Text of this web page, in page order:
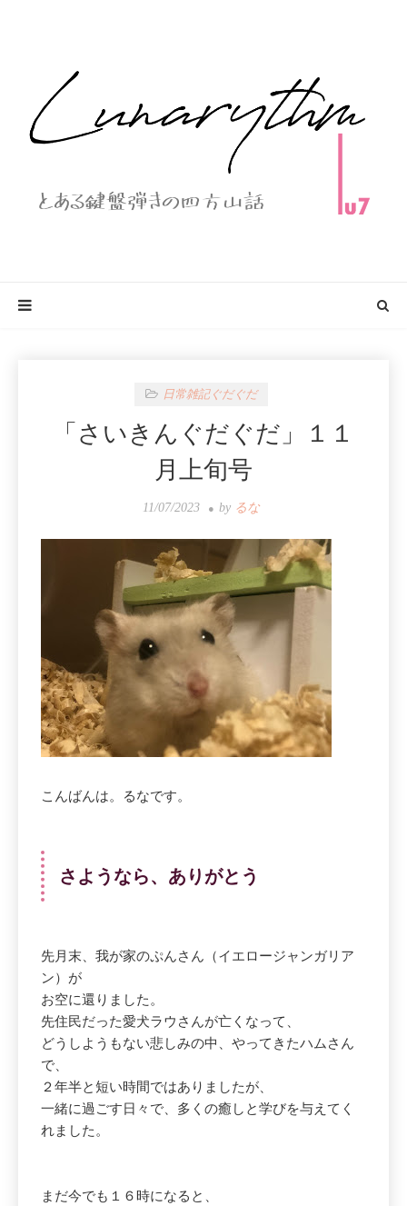
日常雑記ぐだぐだ
「さいきんぐだぐだ」１１
月上旬号
11/07/2023 by るな
こんばんは。るなです。
さようなら、ありがとう
先月末、我が家のぷんさん（イエロージャンガリア
ン）が
お空に還りました。
先住民だった愛犬ラウさんが亡くなって、
どうしようもない悲しみの中、やってきたハムさん
で、
２年半と短い時間ではありましたが、
一緒に過ごす日々で、多くの癒しと学びを与えてく
れました。
まだ今でも１６時になると、